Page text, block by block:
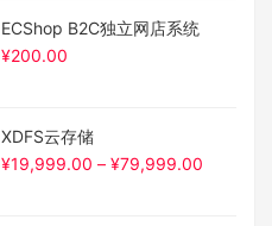
ECShop B2C独立网店系统
¥200.00
XDFS云存储
¥19,999.00 – ¥79,999.00